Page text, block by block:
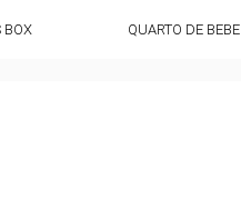
BOX QUARTO DE BEBE